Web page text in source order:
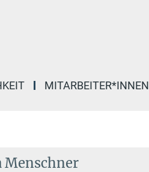
MITARBEITER*INNEN
Menschner